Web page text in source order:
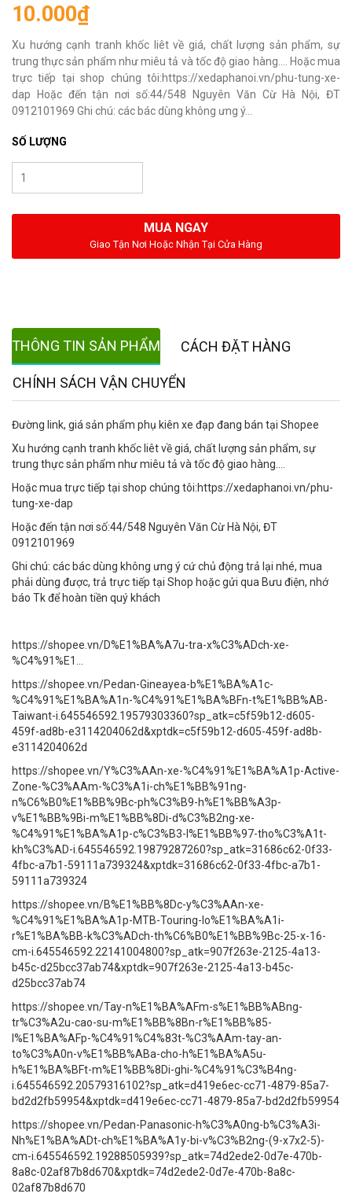
10.000₫
Xu hướng cạnh tranh khốc liêt về giá, chất lượng sản phẩm, sự
trung thực sản phẩm như miêu tả và tốc độ giao hàng.... Hoặc mua
trực tiếp tại shop chúng tôi:https://xedaphanoi.vn/phu-tung-xe-
dap Hoặc đến tận nơi số:44/548 Nguyên Văn Cừ Hà Nội, ĐT
0912101969 Ghi chú: các bác dùng không ưng ý...
SỐ LƯỢNG
MUA NGAY
Giao Tận Nơi Hoặc Nhận Tại Cửa Hàng
THÔNG TIN SẢN PHẨM CÁCH ĐẶT HÀNG
CHÍNH SÁCH VẬN CHUYỂN
Đường link, giá sản phẩm phụ kiên xe đạp đang bán tại Shopee
Xu hướng cạnh tranh khốc liêt về giá, chất lượng sản phẩm, sự
trung thực sản phẩm như miêu tả và tốc độ giao hàng....
Hoặc mua trực tiếp tại shop chúng tôi:https://xedaphanoi.vn/phu-
tung-xe-dap
Hoặc đến tận nơi số:44/548 Nguyên Văn Cừ Hà Nội, ĐT
0912101969
Ghi chú: các bác dùng không ưng ý cứ chủ động trả lại nhé, mua
phải dùng được, trả trực tiếp tại Shop hoặc gửi qua Bưu điện, nhớ
báo Tk để hoàn tiền quý khách
https://shopee.vn/D%E1%BA%A7u-tra-x%C3%ADch-xe-
%C4%91%E1...
https://shopee.vn/Pedan-Gineayea-b%E1%BA%A1c-
%C4%91%E1%BA%A1n-%C4%91%E1%BA%BFn-t%E1%BB%AB-
Taiwant-i.645546592.19579303360?sp_atk=c5f59b12-d605-
459f-ad8b-e3114204062d&xptdk=c5f59b12-d605-459f-ad8b-
e3114204062d
https://shopee.vn/Y%C3%AAn-xe-%C4%91%E1%BA%A1p-Active-
Zone-%C3%AAm-%C3%A1i-ch%E1%BB%91ng-
n%C6%B0%E1%BB%9Bc-ph%C3%B9-h%E1%BB%A3p-
v%E1%BB%9Bi-m%E1%BB%8Di-d%C3%B2ng-xe-
%C4%91%E1%BA%A1p-c%C3%B3-l%E1%BB%97-tho%C3%A1t-
kh%C3%AD-i.645546592.19879287260?sp_atk=31686c62-0f33-
4fbc-a7b1-59111a739324&xptdk=31686c62-0f33-4fbc-a7b1-
59111a739324
https://shopee.vn/B%E1%BB%8Dc-y%C3%AAn-xe-
%C4%91%E1%BA%A1p-MTB-Touring-lo%E1%BA%A1i-
r%E1%BA%BB-k%C3%ADch-th%C6%B0%E1%BB%9Bc-25-x-16-
cm-i.645546592.22141004800?sp_atk=907f263e-2125-4a13-
b45c-d25bcc37ab74&xptdk=907f263e-2125-4a13-b45c-
d25bcc37ab74
https://shopee.vn/Tay-n%E1%BA%AFm-s%E1%BB%ABng-
tr%C3%A2u-cao-su-m%E1%BB%8Bn-r%E1%BB%85-
l%E1%BA%AFp-%C4%91%C4%83t-%C3%AAm-tay-an-
to%C3%A0n-v%E1%BB%ABa-cho-h%E1%BA%A5u-
h%E1%BA%BFt-m%E1%BB%8Di-ghi-%C4%91%C3%B4ng-
i.645546592.20579316102?sp_atk=d419e6ec-cc71-4879-85a7-
bd2d2fb59954&xptdk=d419e6ec-cc71-4879-85a7-bd2d2fb59954
https://shopee.vn/Pedan-Panasonic-h%C3%A0ng-b%C3%A3i-
Nh%E1%BA%ADt-ch%E1%BA%A1y-bi-v%C3%B2ng-(9-x7x2-5)-
cm-i.645546592.19288505939?sp_atk=74d2ede2-0d7e-470b-
8a8c-02af87b8d670&xptdk=74d2ede2-0d7e-470b-8a8c-
02af87b8d670